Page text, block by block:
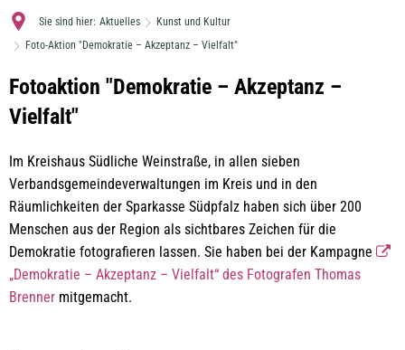
Sie sind hier: Aktuelles
Kunst und Kultur
Foto-Aktion "Demokratie – Akzeptanz – Vielfalt"
Foto-
Aktion
–
Akzeptanz
–
Vielfalt"
Fotoaktion "Demokratie – Akzeptanz –
Vielfalt"
Im Kreishaus Südliche Weinstraße, in allen sieben
Verbandsgemeindeverwaltungen im Kreis und in den
Räumlichkeiten der Sparkasse Südpfalz haben sich über 200
Menschen aus der Region als sichtbares Zeichen für die
Demokratie fotografieren lassen. Sie haben bei der Kampagne
„Demokratie – Akzeptanz – Vielfalt“ des Fotografen Thomas
Brenner mitgemacht.